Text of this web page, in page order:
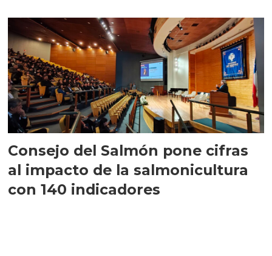
Consejo del Salmón pone cifras
al impacto de la salmonicultura
con 140 indicadores